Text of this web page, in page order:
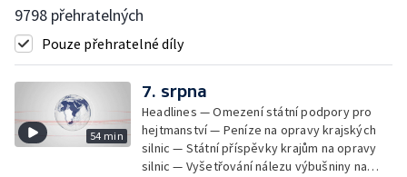
9798 přehratelných
Pouze přehratelné díly
54 min
7. srpna
Headlines — Omezení státní podpory pro
hejtmanství — Peníze na opravy krajských
silnic — Státní příspěvky krajům na opravy
silnic — Vyšetřování nálezu výbušniny na